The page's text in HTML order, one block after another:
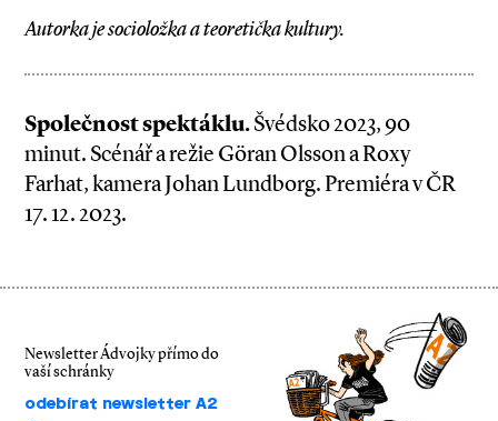
Autorka je socioložka a teoretička kultury.
Společnost spektáklu.Švédsko 2023, 90
minut. Scénář a režie Göran Olsson a Roxy
Farhat, kamera Johan Lundborg. Premiéra v ČR
17. 12. 2023.
Newsletter Ádvojky přímo do
vaší schránky
odebírat newsletter A2